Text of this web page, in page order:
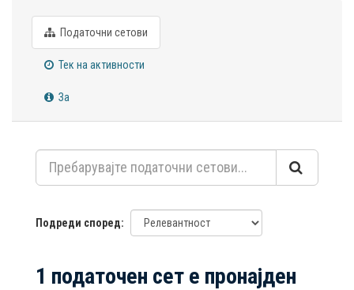
Податочни сетови
Тек на активности
За
Подреди според
1 податочен сет е пронајден